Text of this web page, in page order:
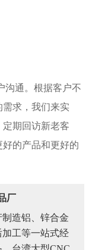
沟通。根据客户不
求，我们来实
期回访新老客
的产品和更好的
厂
造铝、锌合金
工等一站式经